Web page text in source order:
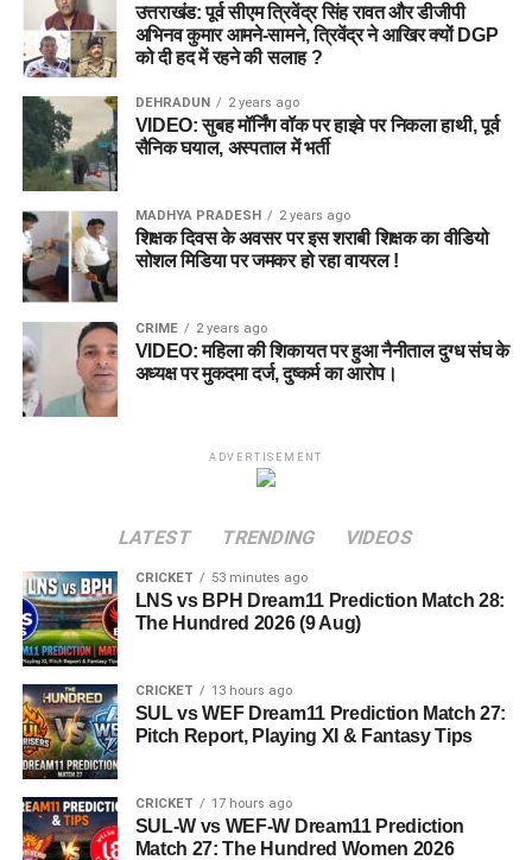
उत्तराखंड: पूर्व सीएम त्रिवेंद्र सिंह रावत और डीजीपी
अभिनव कुमार आमने-सामने, त्रिवेंद्र ने आखिर क्यों DGP
को दी हद में रहने की सलाह ?
DEHRADUN 2 years ago
VIDEO: सुबह मॉर्निंग वॉक पर हाइवे पर निकला हाथी, पूर्व
सैनिक घयाल, अस्पताल में भर्ती
MADHYA PRADESH 2 years ago
शिक्षक दिवस के अवसर पर इस शराबी शिक्षक का वीडियो
सोशल मिडिया पर जमकर हो रहा वायरल !
CRIME 2 years ago
VIDEO: महिला की शिकायत पर हुआ नैनीताल दुग्ध संघ के
अध्यक्ष पर मुकदमा दर्ज, दुष्कर्म का आरोप।
ADVERTISEMENT
LATEST TRENDING VIDEOS
CRICKET 53 minutes ago
LNS vs BPH Dream11 Prediction Match 28:
The Hundred 2026 (9 Aug)
CRICKET 13 hours ago
SUL vs WEF Dream11 Prediction Match 27:
Pitch Report, Playing XI & Fantasy Tips
CRICKET 17 hours ago
SUL-W vs WEF-W Dream11 Prediction
Match 27: The Hundred Women 2026